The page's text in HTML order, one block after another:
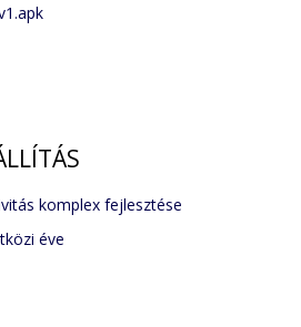
komplex fejlesztése
éve